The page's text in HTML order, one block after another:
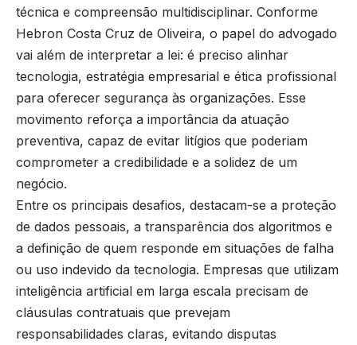
técnica e compreensão multidisciplinar. Conforme
Hebron Costa Cruz de Oliveira, o papel do advogado
vai além de interpretar a lei: é preciso alinhar
tecnologia, estratégia empresarial e ética profissional
para oferecer segurança às organizações. Esse
movimento reforça a importância da atuação
preventiva, capaz de evitar litígios que poderiam
comprometer a credibilidade e a solidez de um
negócio.
Entre os principais desafios, destacam-se a proteção
de dados pessoais, a transparência dos algoritmos e
a definição de quem responde em situações de falha
ou uso indevido da tecnologia. Empresas que utilizam
inteligência artificial em larga escala precisam de
cláusulas contratuais que prevejam
responsabilidades claras, evitando disputas